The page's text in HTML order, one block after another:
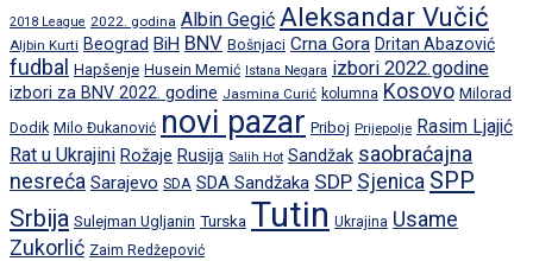
2018 League 2022. godina Albin Gegić Aleksandar Vučić
Aljbin Kurti Beograd BiH BNV Bošnjaci Crna Gora Dritan Abazović
fudbal Hapšenje Husein Memić Istana Negara izbori 2022.godine
izbori za BNV 2022. godine Jasmina Curić kolumna Kosovo Milorad
Dodik Milo Đukanović novi pazar Priboj Prijepolje Rasim Ljajić
Rat u Ukrajini Rožaje Rusija Salih Hot Sandžak saobraćajna
nesreća Sarajevo SDA SDA Sandžaka SDP Sjenica SPP
Srbija Sulejman Ugljanin Turska Tutin Ukrajina Usame
Zukorlić Zaim Redžepović